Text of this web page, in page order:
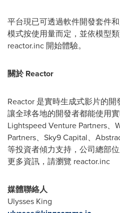
平台現已可透過軟件開發套件
模式按使用量而定，並依模型
reactor.inc 開始體驗。
關於 Reactor
Reactor 是實時生成式影片的
讓全球各地的開發者都能使用
Lightspeed Venture Partners、
Partners、Sky9 Capital、
等投資者傾力支持，公司總部
更多資訊，請瀏覽 reactor.inc
媒體聯絡人
Ulysses King